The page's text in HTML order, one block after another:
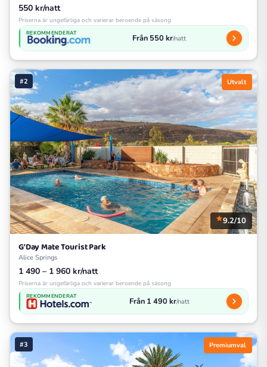
550 kr/natt
Priserna är ungefärliga och varierar beroende på säsong
REKOMMENDERAT Från 550 kr/natt
#2 Utvalt
9.2/10
G'Day Mate Tourist Park
Alice Springs
1 490 – 1 960 kr/natt
Priserna är ungefärliga och varierar beroende på säsong
REKOMMENDERAT Från 1 490 kr/natt
#3 Premiumval